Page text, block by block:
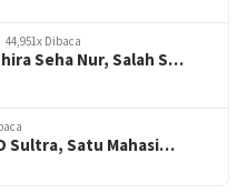
44,951x Dibaca
Seha Nur, Salah S…
Sultra, Satu Mahasi…